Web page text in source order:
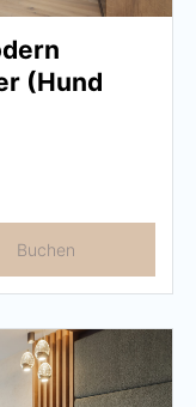
(Hund
Buchen